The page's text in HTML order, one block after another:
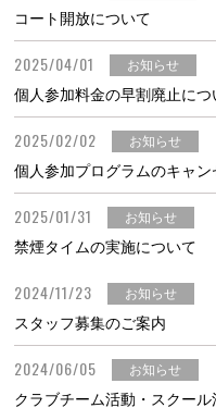
コート開放について
2025/04/01 お知らせ
個人参加料金の早割廃止につ
2025/02/02 お知らせ
個人参加プログラムのキャ
2025/01/31 お知らせ
禁煙タイムの実施について
2024/11/23 お知らせ
スタッフ募集のご案内
2024/06/05 お知らせ
クラブチーム活動・スクー